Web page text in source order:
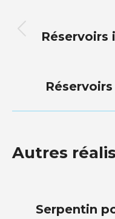
de
Réservoirs
Autres
Serpentin